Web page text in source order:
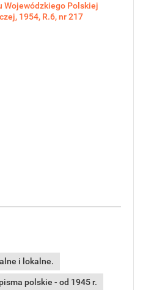
Wojewódzkiego Polskiej
1954, R.6, nr 217
i lokalne.
polskie - od 1945 r.